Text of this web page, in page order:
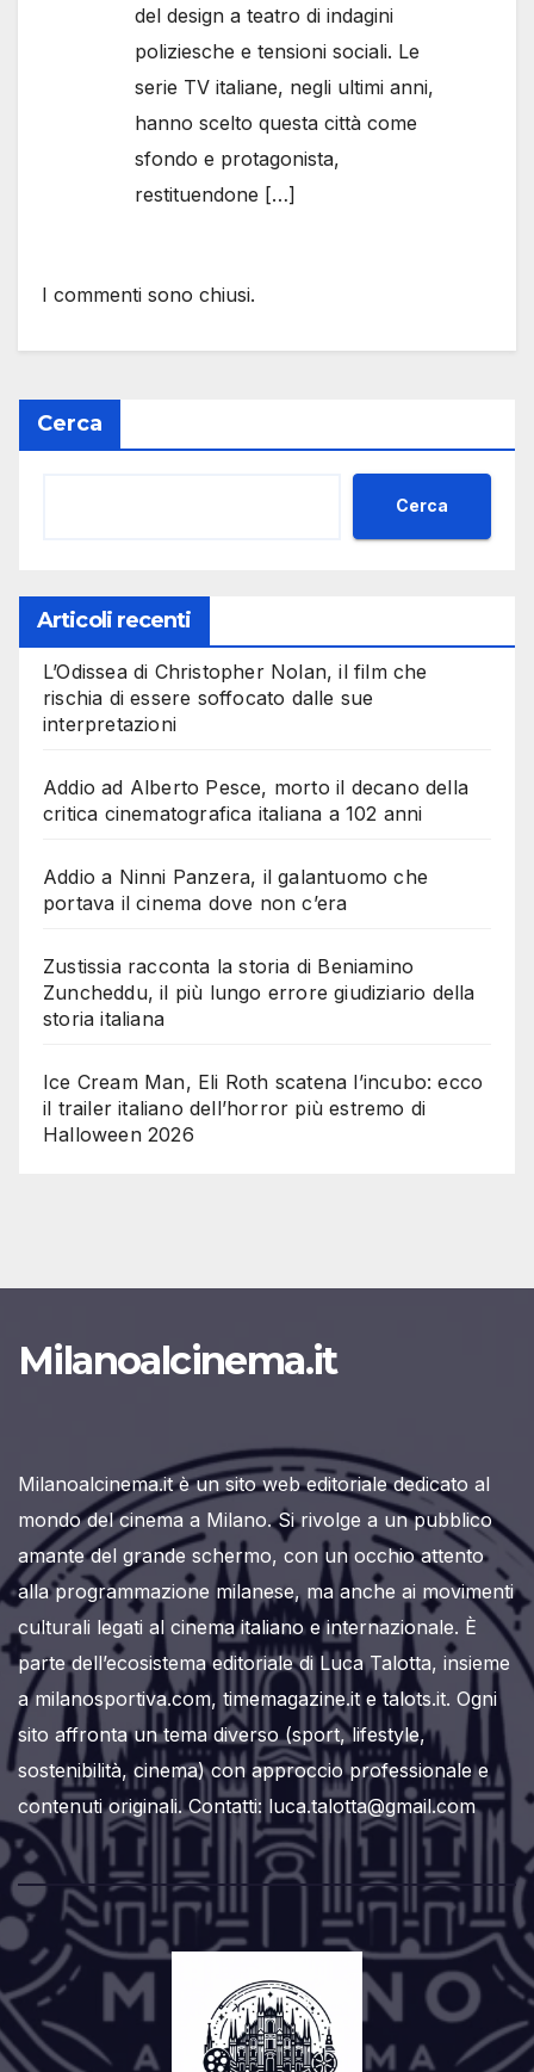
del design a teatro di indagini
poliziesche e tensioni sociali. Le
serie TV italiane, negli ultimi anni,
hanno scelto questa città come
sfondo e protagonista,
restituendone […]
I commenti sono chiusi.
Cerca
Cerca
Articoli recenti
L’Odissea di Christopher Nolan, il film che
rischia di essere soffocato dalle sue
interpretazioni
Addio ad Alberto Pesce, morto il decano della
critica cinematografica italiana a 102 anni
Addio a Ninni Panzera, il galantuomo che
portava il cinema dove non c’era
Zustissia racconta la storia di Beniamino
Zuncheddu, il più lungo errore giudiziario della
storia italiana
Ice Cream Man, Eli Roth scatena l’incubo: ecco
il trailer italiano dell’horror più estremo di
Halloween 2026
Milanoalcinema.it
Milanoalcinema.it è un sito web editoriale dedicato al
mondo del cinema a Milano. Si rivolge a un pubblico
amante del grande schermo, con un occhio attento
alla programmazione milanese, ma anche ai movimenti
culturali legati al cinema italiano e internazionale. È
parte dell’ecosistema editoriale di Luca Talotta, insieme
a milanosportiva.com, timemagazine.it e talots.it. Ogni
sito affronta un tema diverso (sport, lifestyle,
sostenibilità, cinema) con approccio professionale e
contenuti originali. Contatti: luca.talotta@gmail.com